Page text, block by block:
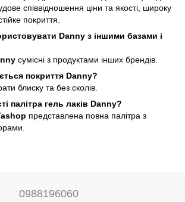
співвідношення ціни та якості, широку
покриття.
Danny з іншими базами і
сумісні з продуктами інших брендів.
покриття Danny?
блиску та без сколів.
палітра гель лаків Danny?
представлена повна палітра з
0988196060